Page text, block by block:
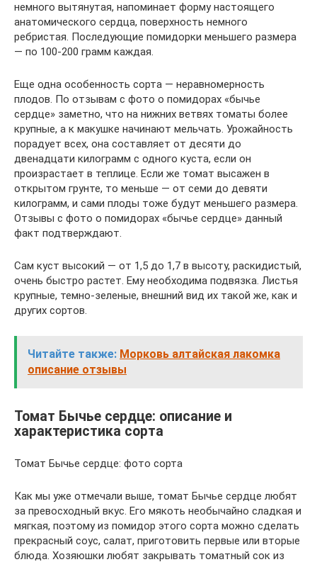
немного вытянутая, напоминает форму настоящего
анатомического сердца, поверхность немного
ребристая. Последующие помидорки меньшего размера
— по 100-200 грамм каждая.
Еще одна особенность сорта — неравномерность
плодов. По отзывам с фото о помидорах «бычье
сердце» заметно, что на нижних ветвях томаты более
крупные, а к макушке начинают мельчать. Урожайность
порадует всех, она составляет от десяти до
двенадцати килограмм с одного куста, если он
произрастает в теплице. Если же томат высажен в
открытом грунте, то меньше — от семи до девяти
килограмм, и сами плоды тоже будут меньшего размера.
Отзывы с фото о помидорах «бычье сердце» данный
факт подтверждают.
Сам куст высокий — от 1,5 до 1,7 в высоту, раскидистый,
очень быстро растет. Ему необходима подвязка. Листья
крупные, темно-зеленые, внешний вид их такой же, как и
других сортов.
Читайте также: Морковь алтайская лакомка
описание отзывы
Томат Бычье сердце: описание и
характеристика сорта
Томат Бычье сердце: фото сорта
Как мы уже отмечали выше, томат Бычье сердце любят
за превосходный вкус. Его мякоть необычайно сладкая и
мягкая, поэтому из помидор этого сорта можно сделать
прекрасный соус, салат, приготовить первые или вторые
блюда. Хозяюшки любят закрывать томатный сок из